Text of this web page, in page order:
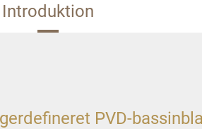
Introduktion
PVD-